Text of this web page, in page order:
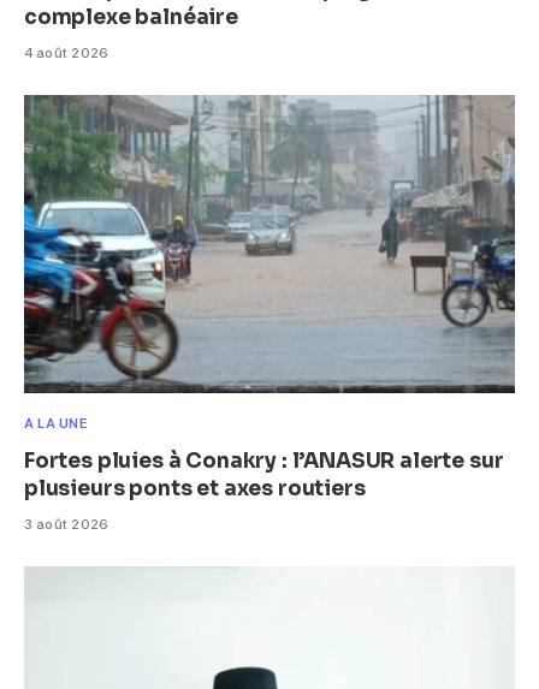
complexe balnéaire
4 août 2026
A LA UNE
Fortes pluies à Conakry : l’ANASUR alerte sur
plusieurs ponts et axes routiers
3 août 2026